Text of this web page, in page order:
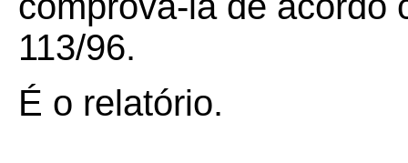
113/96.
É o relatório.